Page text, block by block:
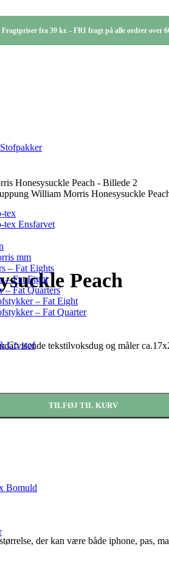
Fragtpriser fra 39 kr. - FRI fragt på alle ordrer over
tex
tex Ensfarvet
mm
– Fat Eights
– Fat Eight
– Fat Quarters
– Fat Eight
– Fat Quarter
Co stof
Bomuld
William Morris Honesysuckle
Peach
tekstilvoksdug og måler
TILFØJ TIL KURV
der kan være både iphone, pas,